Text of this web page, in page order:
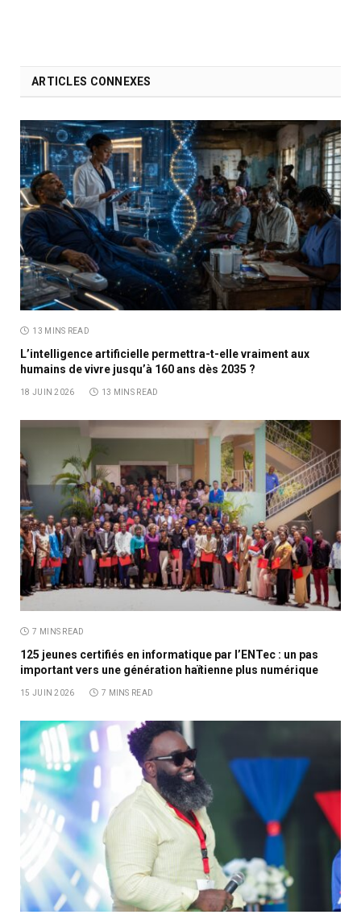
ARTICLES CONNEXES
13 MINS READ
L’intelligence artificielle permettra-t-elle vraiment aux
humains de vivre jusqu’à 160 ans dès 2035 ?
18 JUIN 2026 13 MINS READ
7 MINS READ
125 jeunes certifiés en informatique par l’ENTec : un pas
important vers une génération haïtienne plus numérique
15 JUIN 2026 7 MINS READ